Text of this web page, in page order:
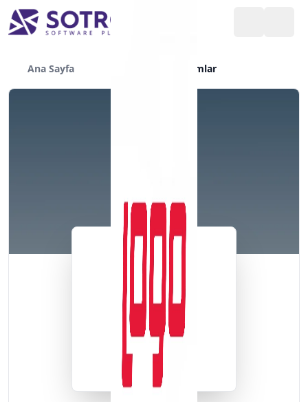
Ana Sayfa Yazılımlar